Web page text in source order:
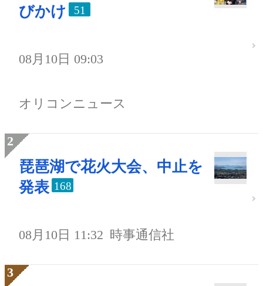
びかけ
51
08月10日 09:03
オリコンニュース
琵琶湖で花火大会、中止を
発表 168
08月10日 11:32 時事通信社